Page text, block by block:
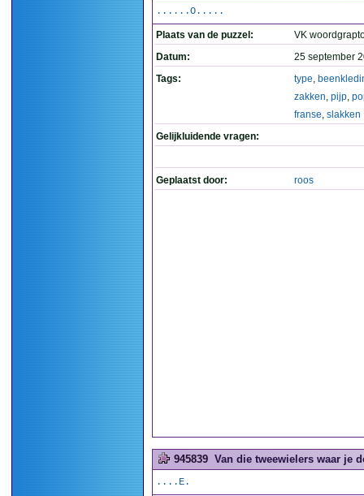
......O.....
Plaats van de puzzel:
VK
Datum:
25 september
Tags:
type,
zakken, pijp,
franse, slakken
Gelijkluidende vragen:
Geplaatst door: roos
945839 Van die tweewielers waar je
....E.